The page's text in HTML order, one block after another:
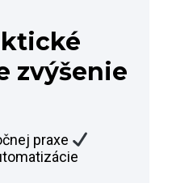
zvýšenie
praxe